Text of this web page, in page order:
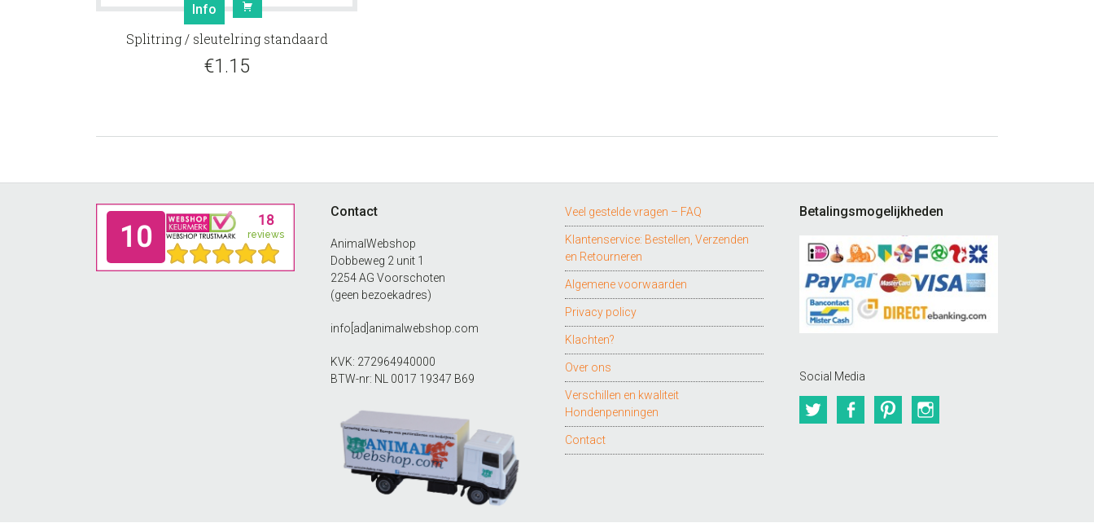
Info
Splitring / sleutelring standaard
€1.15
Contact
AnimalWebshop
Dobbeweg 2 unit 1
2254 AG Voorschoten
(geen bezoekadres)
info[ad]animalwebshop.com
KVK: 272964940000
BTW-nr: NL 0017 19347 B69
Veel gestelde vragen – FAQ
Klantenservice: Bestellen, Verzenden
en Retourneren
Algemene voorwaarden
Privacy policy
Klachten?
Over ons
Verschillen en kwaliteit
Hondenpenningen
Contact
Betalingsmogelijkheden
Social Media
TwitterFacebookPinterest